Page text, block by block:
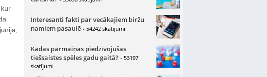
Interesanti fakti par vecākajiem biržu
namiem pasaulē - 54242 skatījumi
Kādas pārmaiņas piedzīvojušas
tiešsaistes spēles gadu gaitā? - 53197
skatījumi